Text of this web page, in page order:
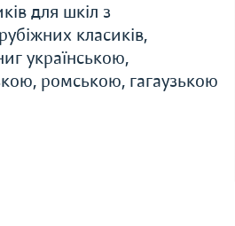
для шкіл з
класиків,
українською,
ромською, гагаузькою